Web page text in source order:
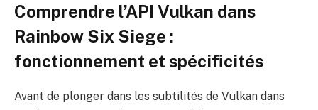
Comprendre l’API Vulkan dans
Rainbow Six Siege :
fonctionnement et spécificités
Avant de plonger dans les subtilités de Vulkan dans